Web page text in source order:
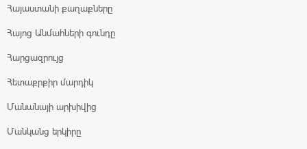
Հայաստանի քաղաքները
Հայոց Անմահների գունդը
Հարցազրույց
Հետաքրքիր մարդիկ
Մանանայի արխիվից
Մանկանց երկիրը